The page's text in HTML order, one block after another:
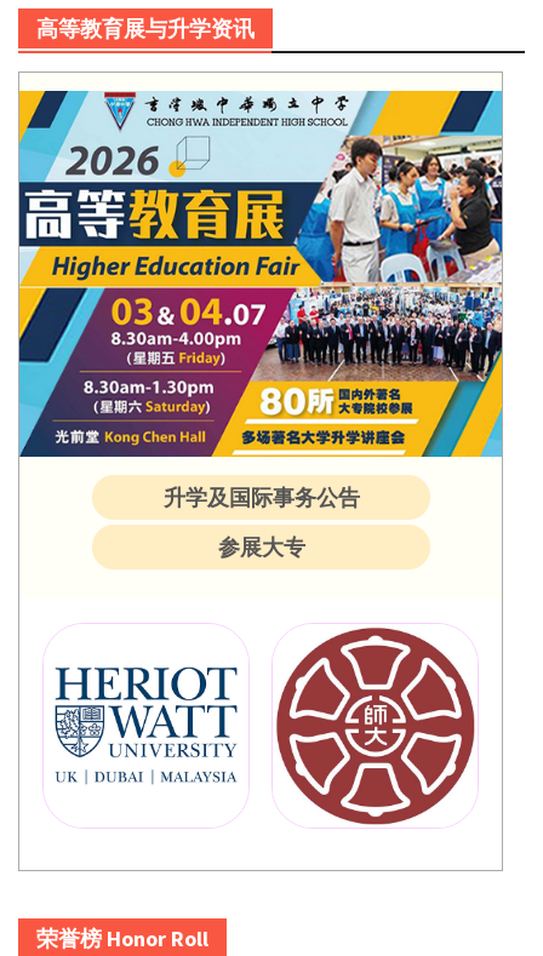
高等教育展与升学资讯
升学及国际事务公告
参展大专
荣誉榜 Honor Roll